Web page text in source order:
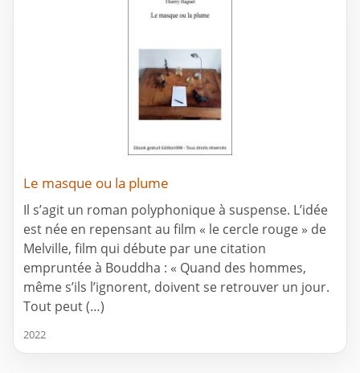
Le masque ou la plume
Il s’agit un roman polyphonique à suspense. L’idée
est née en repensant au film « le cercle rouge » de
Melville, film qui débute par une citation
empruntée à Bouddha : « Quand des hommes,
même s’ils l’ignorent, doivent se retrouver un jour.
Tout peut (…)
2022